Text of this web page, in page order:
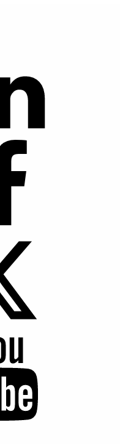
NAS et
au
de vos données en
protection des
fichiers ?
plus suffisante pour
fichiers. En effet les NAS et
de type ransomware
ou les effacer.
les petites et moyennes
visent les petites
sont considérées comme
leurs réseaux et leurs
cyber pour les PME
de vos locaux comme un